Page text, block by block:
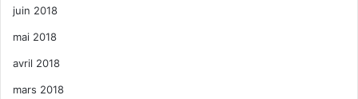
juin 2018
mai 2018
avril 2018
mars 2018